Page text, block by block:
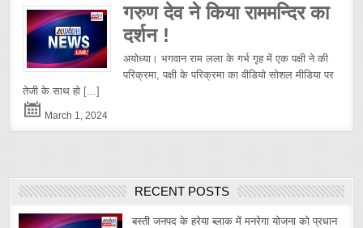
गरुण देव ने किया राममन्दिर का
दर्शन !
अयोध्या। भगवान राम लला के गर्भ गृह में एक पक्षी ने की
परिक्रमा, पक्षी के परिक्रमा का वीडियो सोशल मीडिया पर
तेजी के साथ हो [...]
March 1, 2024
RECENT POSTS
बस्ती जनपद के हरेया ब्लाक में मनरेगा योजना को प्रधान